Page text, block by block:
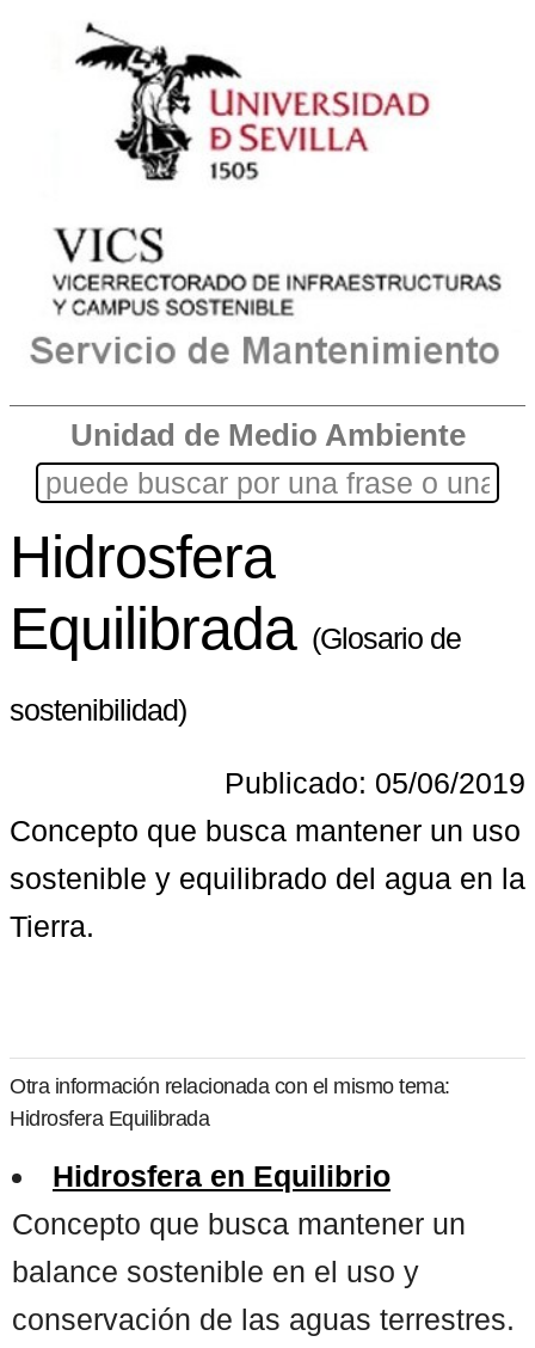
Unidad de Medio Ambiente
Hidrosfera
Equilibrada (Glosario de
sostenibilidad)
Publicado: 05/06/2019
Concepto que busca mantener un uso
sostenible y equilibrado del agua en la
Tierra.
Otra información relacionada con el mismo tema:
Hidrosfera Equilibrada
Hidrosfera en Equilibrio
Concepto que busca mantener un
balance sostenible en el uso y
conservación de las aguas terrestres.